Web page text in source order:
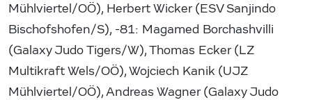
Mühlviertel/OÖ), Herbert Wicker (ESV Sanjindo
Bischofshofen/S), -81: Magamed Borchashvilli
(Galaxy Judo Tigers/W), Thomas Ecker (LZ
Multikraft Wels/OÖ), Wojciech Kanik (UJZ
Mühlviertel/OÖ), Andreas Wagner (Galaxy Judo